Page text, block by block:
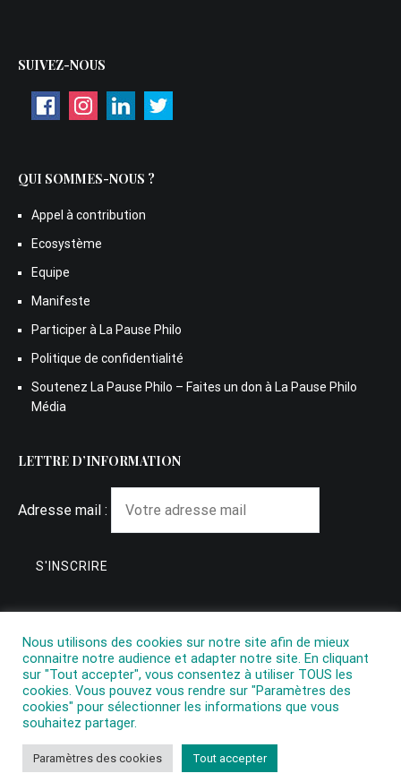
SUIVEZ-NOUS
QUI SOMMES-NOUS ?
Appel à contribution
Ecosystème
Equipe
Manifeste
Participer à La Pause Philo
Politique de confidentialité
Soutenez La Pause Philo – Faites un don à La Pause Philo
Média
LETTRE D’INFORMATION
Adresse mail :
Copyright © 2026La Pause Philo. All rights reserved. Theme:
Cenoteby ThemeGrill. Powered byWordPress
Nous utilisons des cookies sur notre site afin de mieux
connaitre notre audience et adapter notre site. En cliquant
sur "Tout accepter", vous consentez à utiliser TOUS les
cookies. Vous pouvez vous rendre sur "Paramètres des
cookies" pour sélectionner les informations que vous
souhaitez partager.
Paramètres des cookies Tout accepter